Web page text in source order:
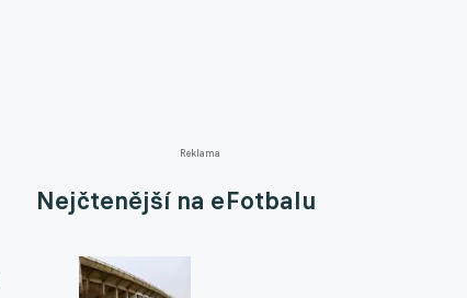
Reklama
Nejčtenější na eFotbalu